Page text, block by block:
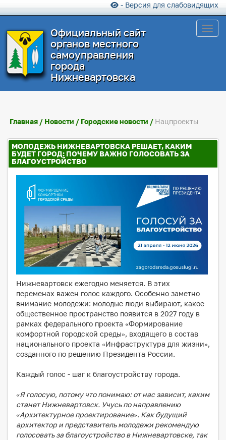
- Версия для слабовидящих
Официальный сайт
органов местного
самоуправления
города
Нижневартовска
Главная / Новости / Городские новости / Нацпроекты
МОЛОДЕЖЬ НИЖНЕВАРТОВСКА РЕШАЕТ, КАКИМ
БУДЕТ ГОРОД: ПОЧЕМУ ВАЖНО ГОЛОСОВАТЬ ЗА
БЛАГОУСТРОЙСТВО
Нижневартовск ежегодно меняется. В этих
переменах важен голос каждого. Особенно заметно
внимание молодежи: молодые люди выбирают, какое
общественное пространство появится в 2027 году в
рамках федерального проекта «Формирование
комфортной городской среды», входящего в состав
национального проекта «Инфраструктура для жизни»,
созданного по решению Президента России.
Каждый голос - шаг к благоустройству города.
«Я голосую, потому что понимаю: от нас зависит, каким
станет Нижневартовск. Учусь по направлению
«Архитектурное проектирование». Как будущий
архитектор и представитель молодежи рекомендую
голосовать за благоустройство в Нижневартовске, так